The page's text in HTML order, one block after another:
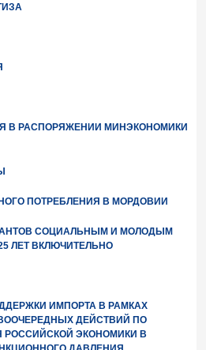
В РАСПОРЯЖЕНИИ МИНЭКОНОМИКИ
ПОТРЕБЛЕНИЯ В МОРДОВИИ
СОЦИАЛЬНЫМ И МОЛОДЫМ
ЛЕТ ВКЛЮЧИТЕЛЬНО
ИМПОРТА В РАМКАХ
ДЕЙСТВИЙ ПО
ЭКОНОМИКИ В